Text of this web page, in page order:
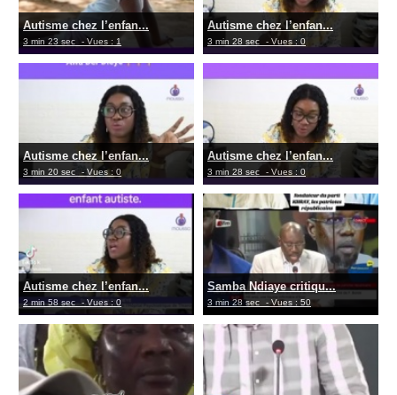
Autisme chez l’enfan...
3 min 23 sec - Vues : 1
Autisme chez l’enfan...
3 min 28 sec - Vues : 0
Autisme chez l’enfan...
3 min 20 sec - Vues : 0
Autisme chez l’enfan...
3 min 28 sec - Vues : 0
Autisme chez l’enfan...
2 min 58 sec - Vues : 0
Samba Ndiaye critiqu...
3 min 28 sec - Vues : 50